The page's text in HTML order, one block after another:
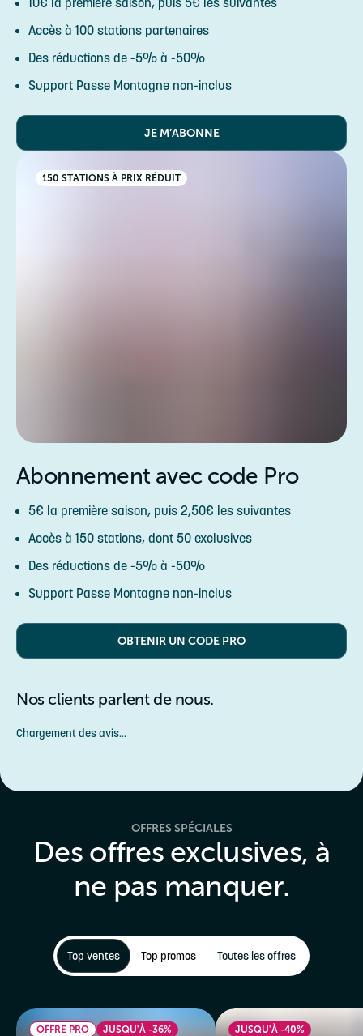
Accès à 100 stations partenaires
Des réductions de -5% à -50%
Support Passe Montagne non-inclus
JE M’ABONNE
150 STATIONS À PRIX RÉDUIT
Abonnement avec code Pro
5€ la première saison, puis 2,50€ les suivantes
Accès à 150 stations, dont 50 exclusives
Des réductions de -5% à -50%
Support Passe Montagne non-inclus
OBTENIR UN CODE PRO
Nos clients parlent de nous.
Chargement des avis...
OFFRES SPÉCIALES
Des offres exclusives, à
ne pas manquer.
Top ventes Top promos Toutes les offres
OFFRE PRO JUSQU'À -36% JUSQU'À -40%